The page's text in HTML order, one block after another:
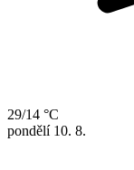
29/14 °C
pondělí 10. 8.